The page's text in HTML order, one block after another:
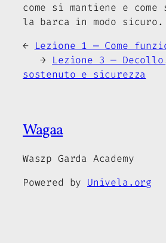
come si mantiene e
la barca in modo sicuro.
← Lezione 1 — Come
→ Lezione 3 —
sostenuto e sicurezza
Wagaa
Waszp Garda Academy
Powered by Univela.org